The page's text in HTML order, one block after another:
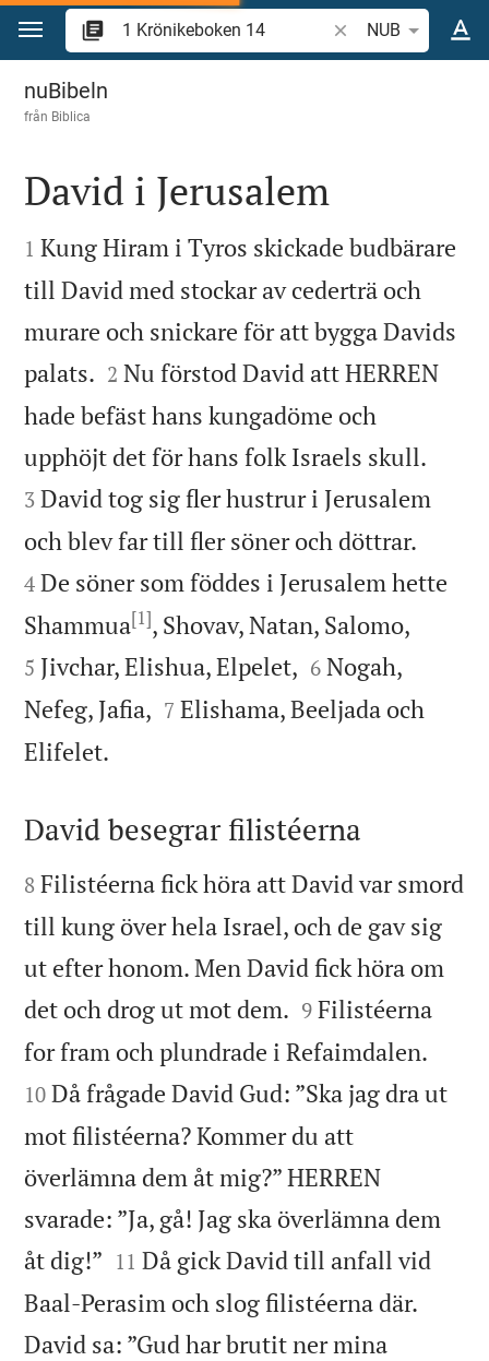
Hoppa till innehåll
Sök bibelvers eller
NUB
1 Krönikeboken 14
nuBibeln
från Biblica

David i Jerusalem

1 Kung Hiram i Tyros skickade budbärare
till David med stockar av cederträ och
murare och snickare för att bygga Davids
palats. 

2 Nu förstod David att HERREN
hade befäst hans kungadöme och
upphöjt det för hans folk Israels skull.
3 David tog sig fler hustrur i Jerusalem
och blev far till fler söner och döttrar.
4 De söner som föddes i Jerusalem hette
Shammua[1], Shovav, Natan, Salomo,
5 Jivchar, Elishua, Elpelet, 

6 Nogah,
Nefeg, Jafia, 

7 Elishama, Beeljada och
Elifelet.

David besegrar filistéerna

8 Filistéerna fick höra att David var smord
till kung över hela Israel, och de gav sig
ut efter honom. Men David fick höra om
det och drog ut mot dem. 

9 Filistéerna
for fram och plundrade i Refaimdalen.
10 Då frågade David Gud: ”Ska jag dra ut
mot filistéerna? Kommer du att
överlämna dem åt mig?” HERREN
svarade: ”Ja, gå! Jag ska överlämna dem
åt dig!” 

11 Då gick David till anfall vid
Baal-Perasim och slog filistéerna där.
David sa: ”Gud har brutit ner mina